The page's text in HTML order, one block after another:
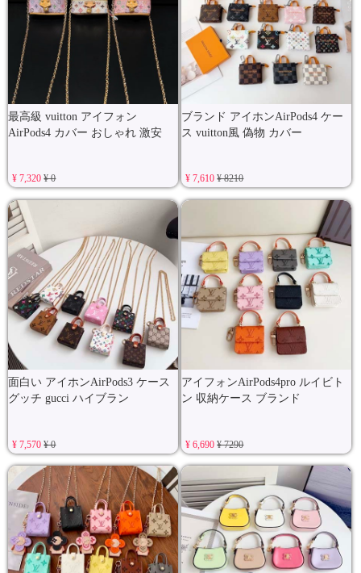
最高級 vuitton アイフォン
AirPods4 カバー おしゃれ 激安
¥ 7,320¥ 0
ブランド アイホンAirPods4 ケー
ス vuitton風 偽物 カバー
¥ 7,610¥ 8210
面白い アイホンAirPods3 ケース
グッチ gucci ハイブラン
¥ 7,570¥ 0
アイフォンAirPods4pro ルイビト
ン 収納ケース ブランド
¥ 6,690¥ 7290